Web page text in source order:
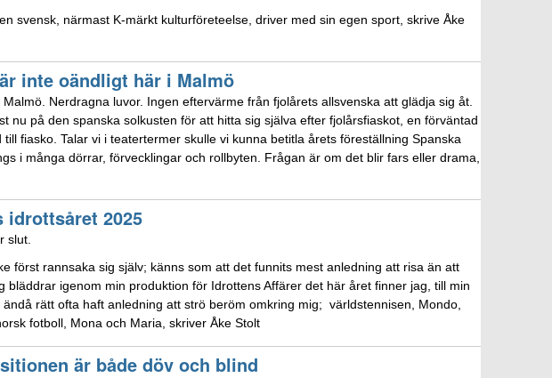
svensk, närmast K-märkt kulturföreteelse, driver med sin egen sport, skrive Åke
inte oändligt här i Malmö
Malmö. Nerdragna luvor. Ingen eftervärme från fjolårets allsvenska att glädja sig åt.
nu på den spanska solkusten för att hitta sig själva efter fjolårsfiaskot, en förväntad
till fiasko. Talar vi i teatertermer skulle vi kunna betitla årets föreställning Spanska
i många dörrar, förvecklingar och rollbyten. Frågan är om det blir fars eller drama,
idrottsåret 2025
slut.
först rannsaka sig själv; känns som att det funnits mest anledning att risa än att
bläddrar igenom min produktion för Idrottens Affärer det här året finner jag, till min
rätt ofta haft anledning att strö beröm omkring mig; världstennisen, Mondo,
fotboll, Mona och Maria, skriver Åke Stolt
är både döv och blind